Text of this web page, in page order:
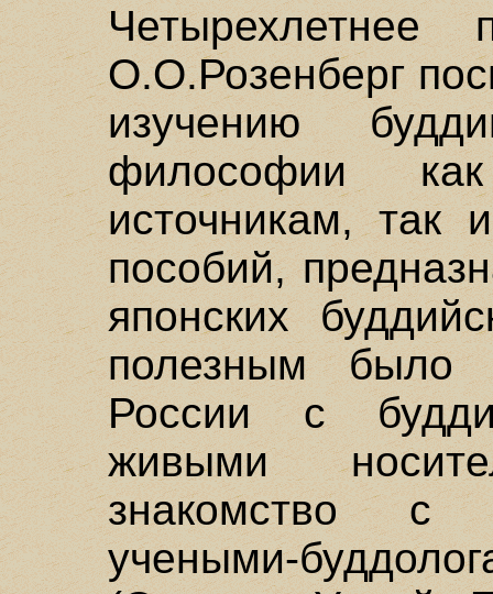
О.О.Розенберг
изучению
философии
источникам, так
пособий,
японских
полезным было
России с
живыми
знакомство с
учеными-